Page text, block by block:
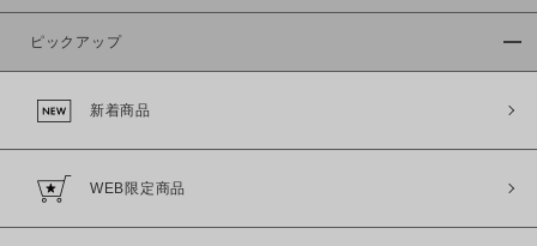
ピックアップ
新着商品
WEB限定商品